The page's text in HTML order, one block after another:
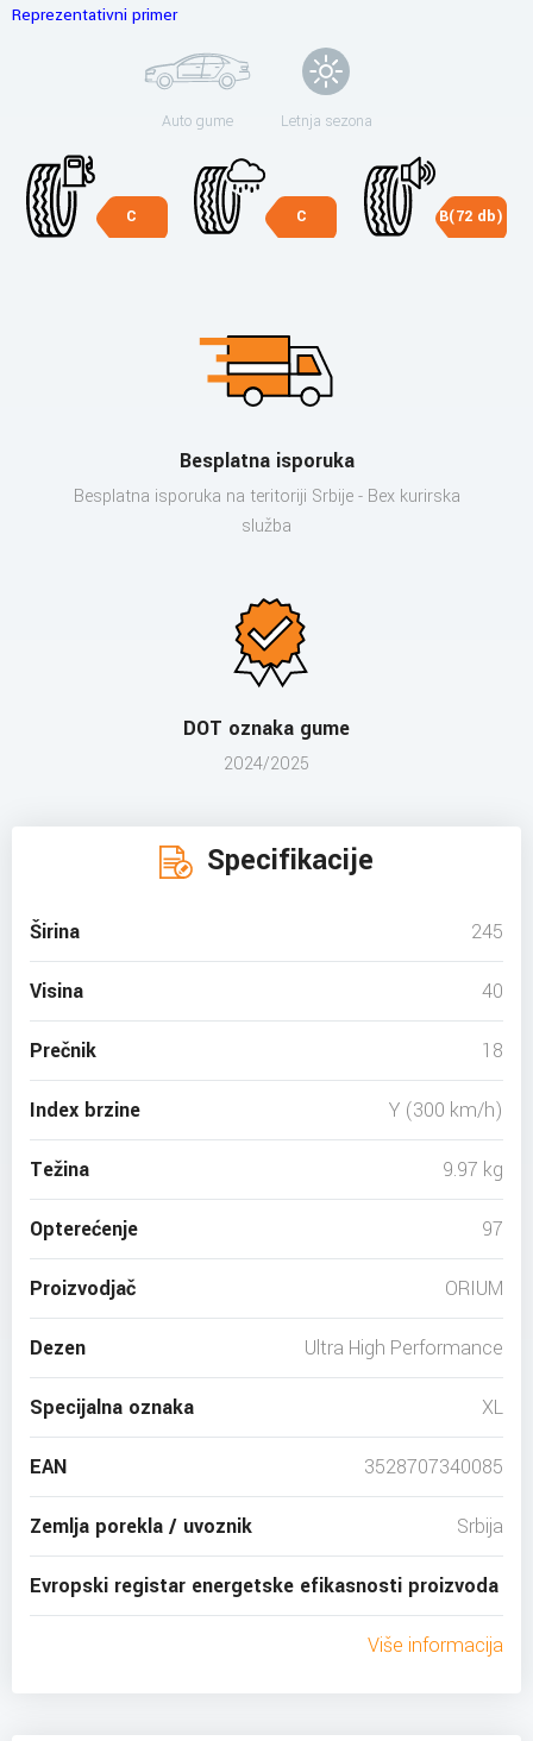
Reprezentativni primer
Auto gume Letnja sezona
C C B(72 db)
Besplatna isporuka
Besplatna isporuka na teritoriji Srbije - Bex kurirska
služba
DOT oznaka gume
2024/2025
Specifikacije
Širina 245
Visina 40
Prečnik 18
Index brzine Y (300 km/h)
Težina 9.97 kg
Opterećenje 97
Proizvodjač ORIUM
Dezen Ultra High Performance
Specijalna oznaka XL
EAN 3528707340085
Zemlja porekla / uvoznik Srbija
Evropski registar energetske efikasnosti proizvoda
Više informacija